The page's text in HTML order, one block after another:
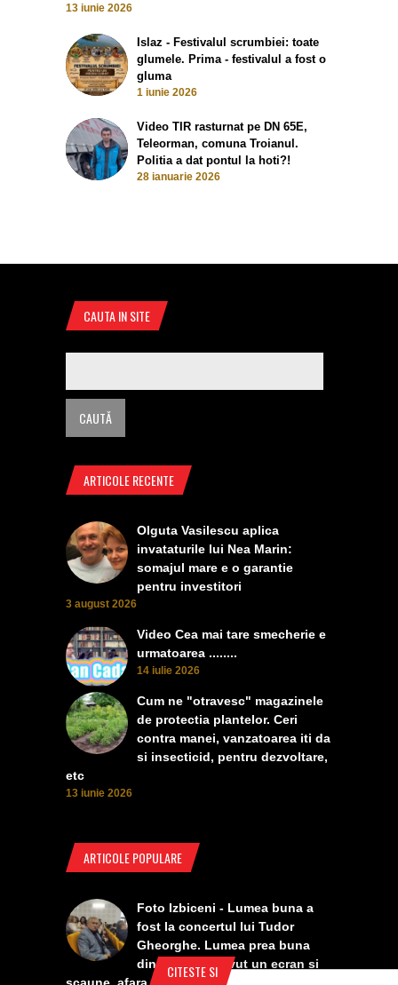
13 iunie 2026
Islaz - Festivalul scrumbiei: toate
glumele. Prima - festivalul a fost o
gluma
1 iunie 2026
Video TIR rasturnat pe DN 65E,
Teleorman, comuna Troianul.
Politia a dat pontul la hoti?!
28 ianuarie 2026
CITESTE SI
CAUTA IN SITE
ARTICOLE RECENTE
Olguta Vasilescu aplica
invataturile lui Nea Marin:
somajul mare e o garantie
pentru investitori
3 august 2026
Video Cea mai tare smecherie e
urmatoarea ........
14 iulie 2026
Cum ne "otravesc" magazinele
de protectia plantelor. Ceri
contra manei, vanzatoarea iti da
si insecticid, pentru dezvoltare,
etc
13 iunie 2026
ARTICOLE POPULARE
Foto Izbiceni - Lumea buna a
fost la concertul lui Tudor
Gheorghe. Lumea prea buna
din Izbiceni a avut un ecran si